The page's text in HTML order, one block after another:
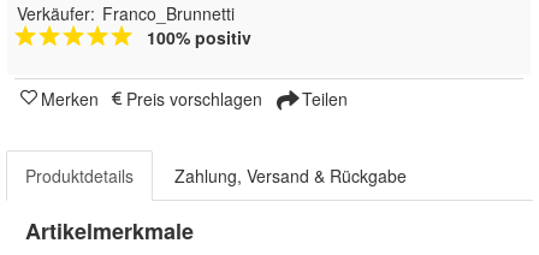
Verkäufer: Franco_Brunnetti
100% positiv
Merken Preis vorschlagen Teilen
Produktdetails Zahlung, Versand & Rückgabe
Artikelmerkmale